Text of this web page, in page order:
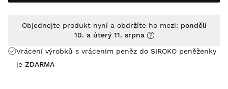
Vrácení výrobků s vrácením peněz do SIROKO peněženky
je ZDARMA
Objednejte produkt nyní a obdržíte ho mezi: pondělí
10. a úterý 11. srpna